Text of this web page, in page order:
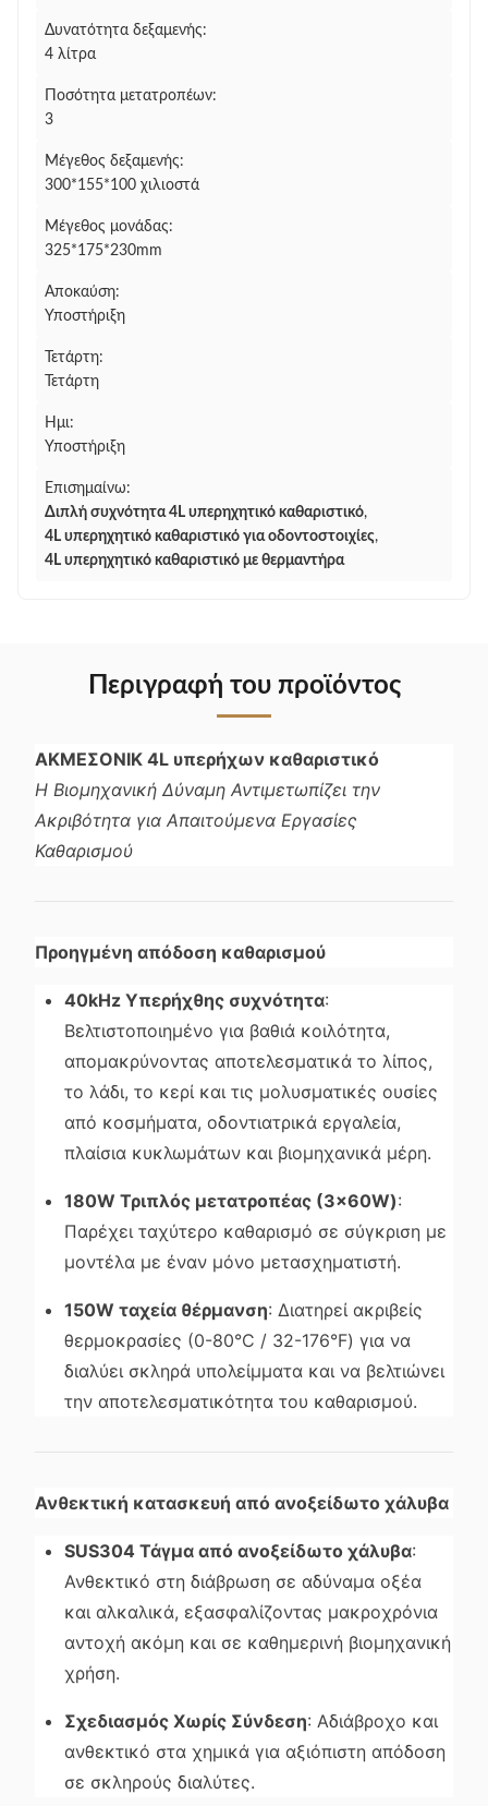
Δυνατότητα δεξαμενής:
4 λίτρα
Ποσότητα μετατροπέων:
3
Μέγεθος δεξαμενής:
300*155*100 χιλιοστά
Μέγεθος μονάδας:
325*175*230mm
Αποκαύση:
Υποστήριξη
Τετάρτη:
Τετάρτη
Ημι:
Υποστήριξη
Επισημαίνω:
Διπλή συχνότητα 4L υπερηχητικό καθαριστικό,
4L υπερηχητικό καθαριστικό για οδοντοστοιχίες,
4L υπερηχητικό καθαριστικό με θερμαντήρα
Περιγραφή του προϊόντος
ΑΚΜΕΣΟΝΙΚ 4L υπερήχων καθαριστικό
Η Βιομηχανική Δύναμη Αντιμετωπίζει την
Ακριβότητα για Απαιτούμενα Εργασίες
Καθαρισμού
Προηγμένη απόδοση καθαρισμού
40kHz Υπερήχθης συχνότητα:
Βελτιστοποιημένο για βαθιά κοιλότητα,
απομακρύνοντας αποτελεσματικά το λίπος,
το λάδι, το κερί και τις μολυσματικές ουσίες
από κοσμήματα, οδοντιατρικά εργαλεία,
πλαίσια κυκλωμάτων και βιομηχανικά μέρη.
180W Τριπλός μετατροπέας (3×60W):
Παρέχει ταχύτερο καθαρισμό σε σύγκριση με
μοντέλα με έναν μόνο μετασχηματιστή.
150W ταχεία θέρμανση: Διατηρεί ακριβείς
θερμοκρασίες (0-80°C / 32-176°F) για να
διαλύει σκληρά υπολείμματα και να βελτιώνει
την αποτελεσματικότητα του καθαρισμού.
Ανθεκτική κατασκευή από ανοξείδωτο χάλυβα
SUS304 Τάγμα από ανοξείδωτο χάλυβα:
Ανθεκτικό στη διάβρωση σε αδύναμα οξέα
και αλκαλικά, εξασφαλίζοντας μακροχρόνια
αντοχή ακόμη και σε καθημερινή βιομηχανική
χρήση.
Σχεδιασμός Χωρίς Σύνδεση: Αδιάβροχο και
ανθεκτικό στα χημικά για αξιόπιστη απόδοση
σε σκληρούς διαλύτες.